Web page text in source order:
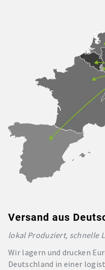
Versand aus
lokal Produziert, schnelle
Wir lagern und drucken
Deutschland in einer